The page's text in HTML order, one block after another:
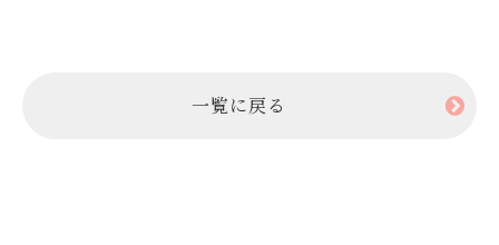
一覧に戻る